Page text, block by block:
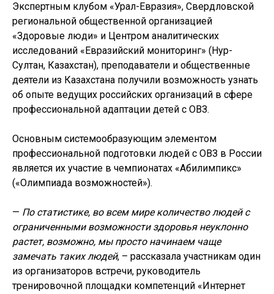
Экспертным клубом «Урал-Евразия», Свердловской
региональной общественной организацией
«Здоровые люди» и Центром аналитических
исследований «Евразийский мониторинг» (Нур-
Султан, Казахстан), преподаватели и общественные
деятели из Казахстана получили возможность узнать
об опыте ведущих российских организаций в сфере
профессиональной адаптации детей с ОВЗ.
Основным системообразующим элементом
профессиональной подготовки людей с ОВЗ в России
является их участие в чемпионатах «Абилимпикс»
(«Олимпиада возможностей»).
— По статистике, во всем мире количество людей с
ограниченными возможности здоровья неуклонно
растет, возможно, мы просто начинаем чаще
замечать таких людей, – рассказала участникам один
из организаторов встречи, руководитель
тренировочной площадки компетенций «Интернет